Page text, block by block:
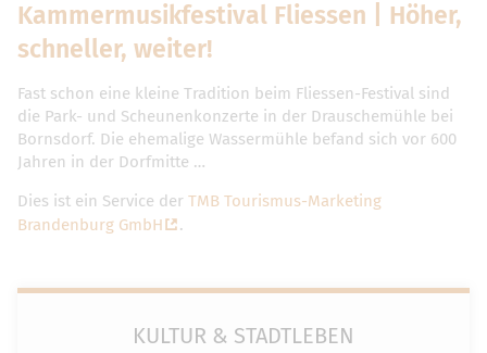
Kammermusikfestival Fliessen | Höher,
schneller, weiter!
Fast schon eine kleine Tradition beim Fliessen-Festival sind
die Park- und Scheunenkonzerte in der Drauschemühle bei
Bornsdorf. Die ehemalige Wassermühle befand sich vor 600
Jahren in der Dorfmitte …
Dies ist ein Service der TMB Tourismus-Marketing
Brandenburg GmbH
.
KULTUR & STADTLEBEN